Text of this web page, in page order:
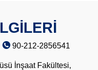
90-212-2856541
İnşaat Fakültesi,